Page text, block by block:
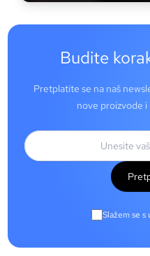
Budite
Pretplatite se na naš
nove proizvode
Slažem se